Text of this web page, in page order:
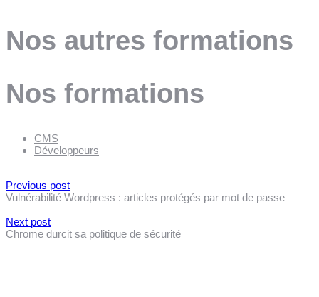
Nos autres formations
Nos formations
CMS
Développeurs
Previous post
Vulnérabilité Wordpress : articles protégés par mot de passe
Next post
Chrome durcit sa politique de sécurité